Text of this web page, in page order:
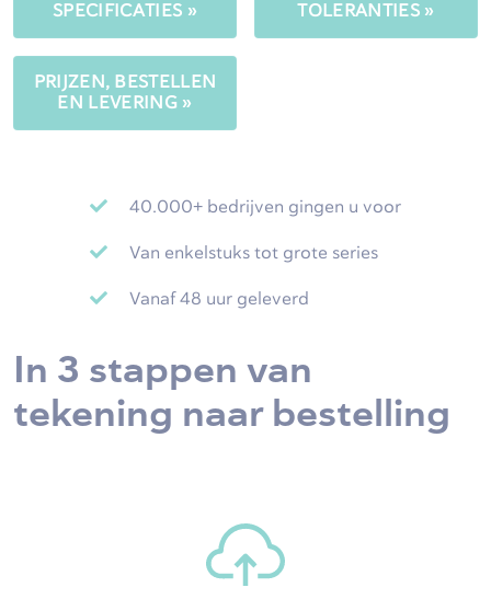
SPECIFICATIES »
TOLERANTIES »
PRIJZEN, BESTELLEN
EN LEVERING »
40.000+ bedrijven gingen u voor
Van enkelstuks tot grote series
Vanaf 48 uur geleverd
In 3 stappen van
tekening naar bestelling